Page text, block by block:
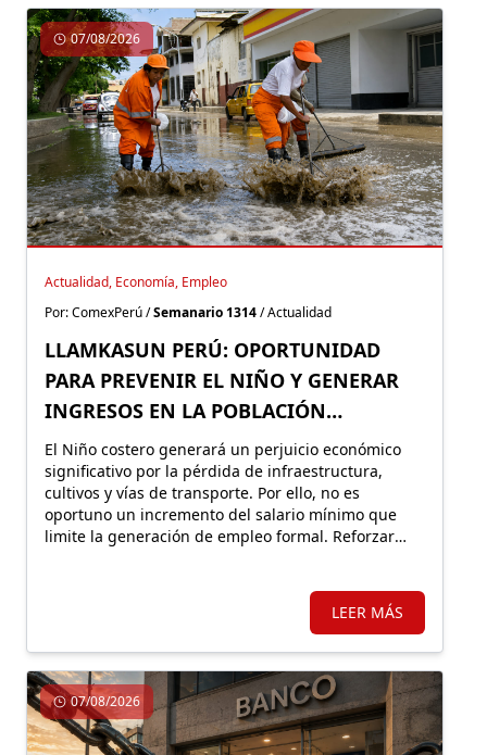
07/08/2026
Actualidad, Economía, Empleo
Por: ComexPerú /Semanario 1314/ Actualidad
LLAMKASUN PERÚ: OPORTUNIDAD
PARA PREVENIR EL NIÑO Y GENERAR
INGRESOS EN LA POBLACIÓN
VULNERABLE
El Niño costero generará un perjuicio económico
significativo por la pérdida de infraestructura,
cultivos y vías de transporte. Por ello, no es
oportuno un incremento del salario mínimo que
limite la generación de empleo formal. Reforzar
en simultáneo, avanzar en obras de prevención.
LEER MÁS
07/08/2026